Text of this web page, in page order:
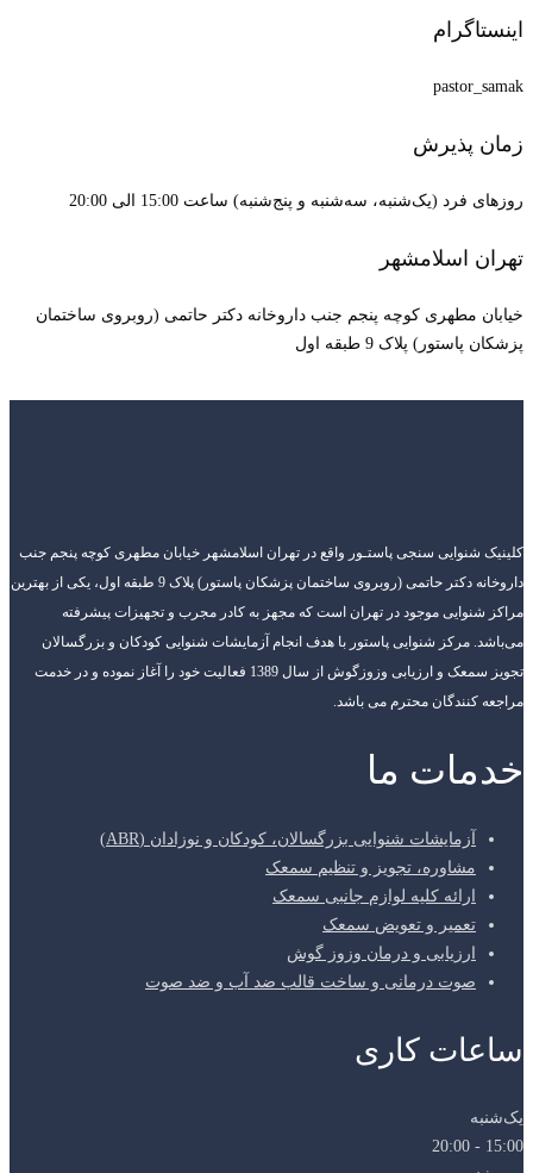
اینستاگرام
pastor_samak
زمان پذیرش
روزهای فرد (یک‌شنبه، سه‌شنبه و پنج‌شنبه) ساعت 15:00 الی 20:00
تهران اسلامشهر
خیابان مطهری کوچه پنجم جنب داروخانه دکتر حاتمی (روبروی ساختمان
پزشکان پاستور) پلاک 9 طبقه اول
کلینیک شنوایی سنجی پاستـور واقع در تهران اسلامشهر خیابان مطهری کوچه پنجم جنب
داروخانه دکتر حاتمی (روبروی ساختمان پزشکان پاستور) پلاک 9 طبقه اول، یکی از بهترین
مراکز شنوایی موجود در تهران است که مجهز به کادر مجرب و تجهیزات پیشرفته
می‌باشد. مرکز شنوایی پاستور با هدف انجام آزمایشات شنوایی کودکان و بزرگسالان
تجویز سمعک و ارزیابی وزوزگوش از سال 1389 فعالیت خود را آغاز نموده و در خدمت
مراجعه کنندگان محترم می باشد.
خدمات ما
آزمایشات شنوایی بزرگسالان، کودکان و نوزادان (ABR)
مشاوره، تجویز و تنظیم سمعک
ارائه کلیه لوازم جانبی سمعک
تعمیر و تعویض سمعک
ارزیابی و درمان وزوز گوش
صوت درمانی و ساخت قالب ضد آب و ضد صوت
ساعات کاری
یک‌شنبه
15:00 - 20:00